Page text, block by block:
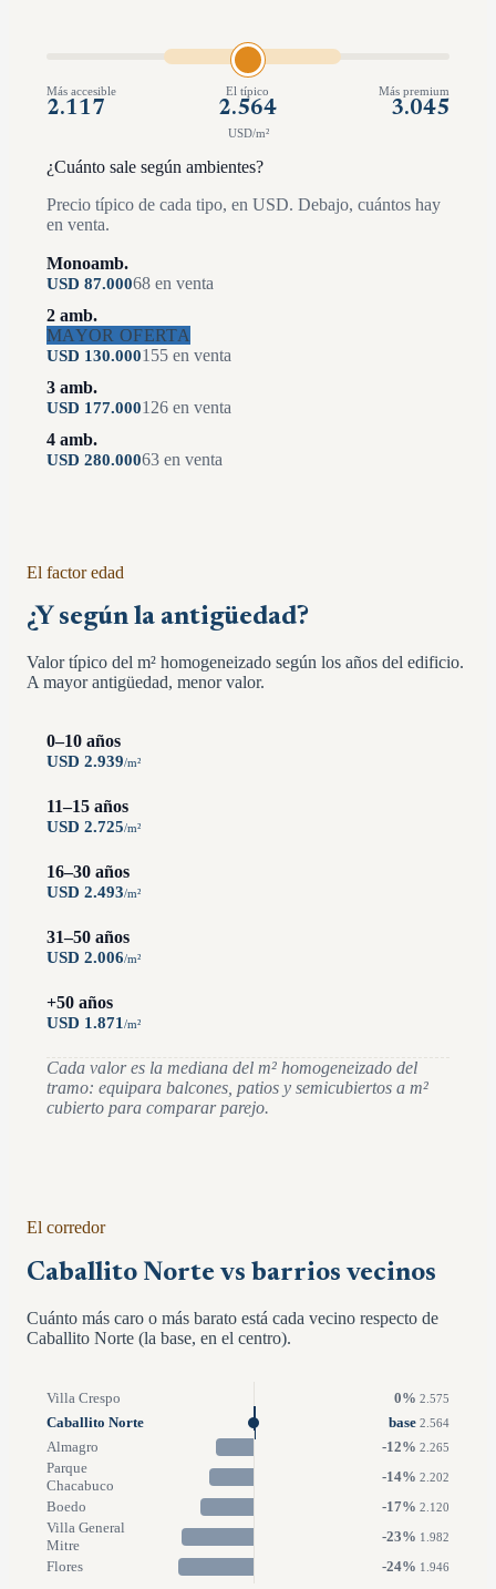
Más accesible
2.117
El típico
2.564
Más premium
3.045
USD/m²
¿Cuánto sale según ambientes?
Precio típico de cada tipo, en USD. Debajo, cuántos hay
en venta.
Monoamb.
USD 87.00068 en venta
2 amb.
MAYOR OFERTA
USD 130.000155 en venta
3 amb.
USD 177.000126 en venta
4 amb.
USD 280.00063 en venta
El factor edad
¿Y según la antigüedad?
Valor típico del m² homogeneizado según los años del edificio.
A mayor antigüedad, menor valor.
0–10 años
USD 2.939/m²
11–15 años
USD 2.725/m²
16–30 años
USD 2.493/m²
31–50 años
USD 2.006/m²
+50 años
USD 1.871/m²
Cada valor es la mediana del m² homogeneizado del
tramo: equipara balcones, patios y semicubiertos a m²
cubierto para comparar parejo.
El corredor
Caballito Norte vs barrios vecinos
Cuánto más caro o más barato está cada vecino respecto de
Caballito Norte (la base, en el centro).
Villa Crespo 0% 2.575
Caballito Norte base 2.564
Almagro -12% 2.265
Parque
Chacabuco
-14% 2.202
Boedo -17% 2.120
Villa General
Mitre
-23% 1.982
Flores -24% 1.946